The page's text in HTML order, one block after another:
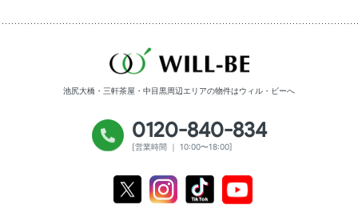
池尻大橋・三軒茶屋・中目黒周辺エリアの物件はウィル・ビーへ
0120-840-834
[営業時間 ｜ 10:00〜18:00]
Instagram Tiktok